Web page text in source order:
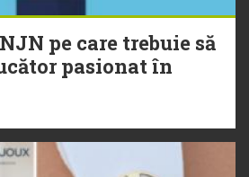
pe care trebuie să
pasionat în